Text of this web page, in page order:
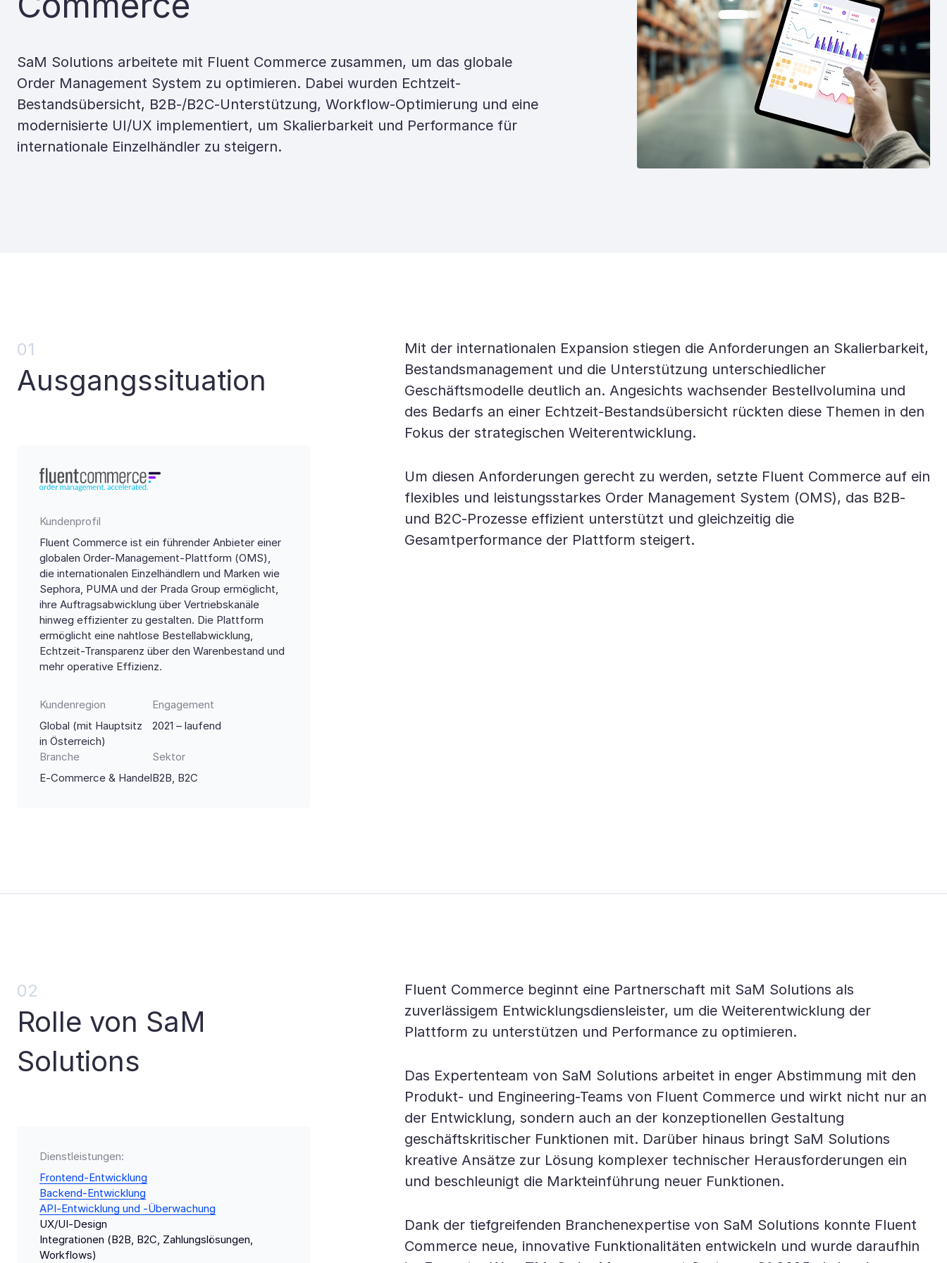
SaM Solutions arbeitete mit Fluent Commerce zusammen, um das globale
Order Management System zu optimieren. Dabei wurden Echtzeit-
Bestandsübersicht, B2B-/B2C-Unterstützung, Workflow-Optimierung und eine
modernisierte UI/UX implementiert, um Skalierbarkeit und Performance für
internationale Einzelhändler zu steigern.
01
Ausgangssituation
Kundenprofil
Fluent Commerce ist ein führender Anbieter einer
globalen Order-Management-Plattform (OMS),
die internationalen Einzelhändlern und Marken wie
Sephora, PUMA und der Prada Group ermöglicht,
ihre Auftragsabwicklung über Vertriebskanäle
hinweg effizienter zu gestalten. Die Plattform
ermöglicht eine nahtlose Bestellabwicklung,
Echtzeit-Transparenz über den Warenbestand und
mehr operative Effizienz.
Kundenregion
Global (mit Hauptsitz
in Österreich)
Engagement
2021 – laufend
Branche
E-Commerce & Handel
Sektor
B2B, B2C
Mit der internationalen Expansion stiegen die Anforderungen an Skalierbarkeit,
Bestandsmanagement und die Unterstützung unterschiedlicher
Geschäftsmodelle deutlich an. Angesichts wachsender Bestellvolumina und
des Bedarfs an einer Echtzeit-Bestandsübersicht rückten diese Themen in den
Fokus der strategischen Weiterentwicklung.
Um diesen Anforderungen gerecht zu werden, setzte Fluent Commerce auf ein
flexibles und leistungsstarkes Order Management System (OMS), das B2B-
und B2C-Prozesse effizient unterstützt und gleichzeitig die
Gesamtperformance der Plattform steigert.
02
Rolle von SaM
Solutions
Dienstleistungen:
Frontend-Entwicklung
Backend-Entwicklung
API-Entwicklung und -Überwachung
UX/UI-Design
Integrationen (B2B, B2C, Zahlungs­lösungen,
Workflows)
Fluent Commerce beginnt eine Partnerschaft mit SaM Solutions als
zuverlässigem Entwicklungsdiensleister, um die Weiterentwicklung der
Plattform zu unterstützen und Performance zu optimieren.
Das Expertenteam von SaM Solutions arbeitet in enger Abstimmung mit den
Produkt- und Engineering-Teams von Fluent Commerce und wirkt nicht nur an
der Entwicklung, sondern auch an der konzeptionellen Gestaltung
geschäftskritischer Funktionen mit. Darüber hinaus bringt SaM Solutions
kreative Ansätze zur Lösung komplexer technischer Herausforderungen ein
und beschleunigt die Markteinführung neuer Funktionen.
Dank der tiefgreifenden Branchenexpertise von SaM Solutions konnte Fluent
Commerce neue, innovative Funktionalitäten entwickeln und wurde daraufhin